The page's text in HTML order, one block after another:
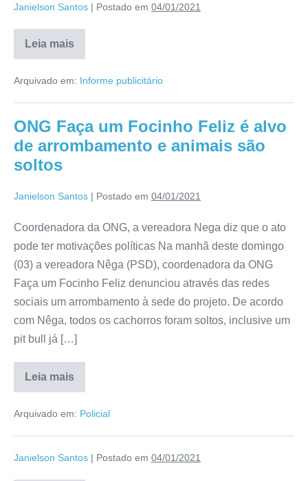
Janielson Santos | Postado em 04/01/2021
Leia mais
Arquivado em: Informe publicitário
ONG Faça um Focinho Feliz é alvo
de arrombamento e animais são
soltos
Janielson Santos | Postado em 04/01/2021
Coordenadora da ONG, a vereadora Nega diz que o ato
pode ter motivações políticas Na manhã deste domingo
(03) a vereadora Nêga (PSD), coordenadora da ONG
Faça um Focinho Feliz denunciou através das redes
sociais um arrombamento à sede do projeto. De acordo
com Nêga, todos os cachorros foram soltos, inclusive um
pit bull já […]
Leia mais
Arquivado em: Policial
Janielson Santos | Postado em 04/01/2021